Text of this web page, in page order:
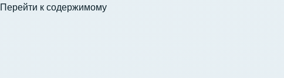
Перейти к содержимому